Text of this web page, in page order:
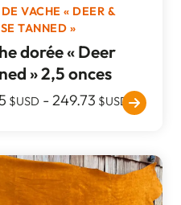
VACHE « DEER &
TANNED »
dorée « Deer
» 2,5 onces
$USD -249.73 $USD